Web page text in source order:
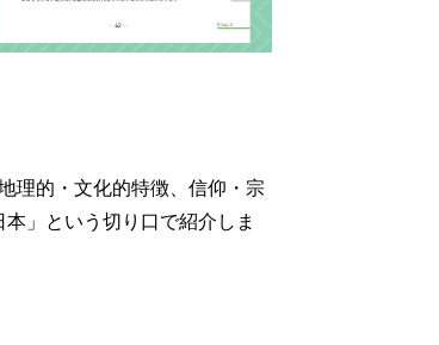
理的・文化的特徴、信仰・宗
」という切り口で紹介しま